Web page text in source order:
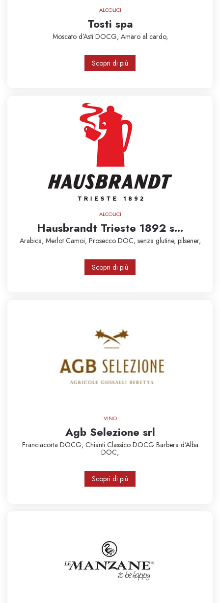
ALCOLICI
Tosti spa
Moscato d’Asti DOCG, Amaro al cardo,
Scopri di più
ALCOLICI
Hausbrandt Trieste 1892 s...
Arabica, Merlot Camoi, Prosecco DOC, senza glutine, pilsener,
Scopri di più
VINO
Agb Selezione srl
Franciacorta DOCG, Chianti Classico DOCG Barbera d'Alba
DOC,
Scopri di più